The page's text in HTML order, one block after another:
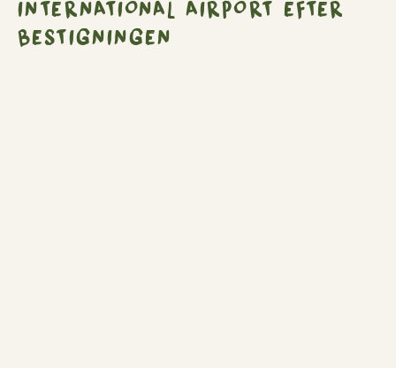
INTERNATIONAL AIRPORT EFTER
BESTIGNINGEN
efter
bestigningen